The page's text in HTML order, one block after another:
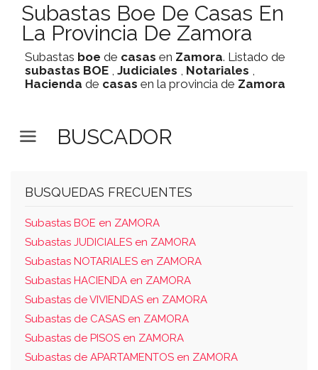
Subastas Boe De Casas En
La Provincia De Zamora
Subastas boe de casas en Zamora. Listado de
subastas BOE , Judiciales , Notariales ,
Hacienda de casas en la provincia de Zamora
BUSCADOR
BUSQUEDAS FRECUENTES
Subastas BOE en ZAMORA
Subastas JUDICIALES en ZAMORA
Subastas NOTARIALES en ZAMORA
Subastas HACIENDA en ZAMORA
Subastas de VIVIENDAS en ZAMORA
Subastas de CASAS en ZAMORA
Subastas de PISOS en ZAMORA
Subastas de APARTAMENTOS en ZAMORA